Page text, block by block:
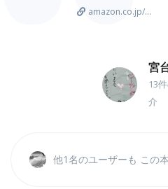
amazon.co.jp/...
宮
13
介
他1名のユーザーも この